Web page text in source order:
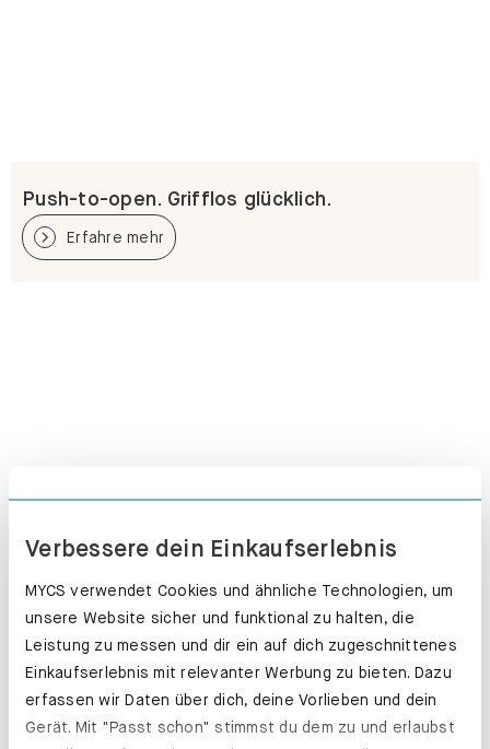
Verbessere dein Einkaufserlebnis
MYCS verwendet Cookies und ähnliche Technologien, um
unsere Website sicher und funktional zu halten, die
Leistung zu messen und dir ein auf dich zugeschnittenes
Einkaufserlebnis mit relevanter Werbung zu bieten. Dazu
erfassen wir Daten über dich, deine Vorlieben und dein
Gerät. Mit "Passt schon" stimmst du dem zu und erlaubst
Push-to-open. Grifflos glücklich.
Erfahre mehr
Schubladenkästen. Stabil mit Stil.
Erfahre mehr